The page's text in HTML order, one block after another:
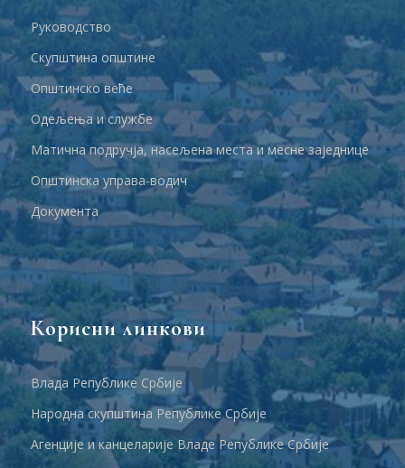
Руководство
Скупштина општине
Општинско веће
Одељења и службе
Матична подручја, насељена места и месне заједнице
Општинска управа-водич
Документа
Корисни линкови
Влада Републике Србије
Народна скупштина Републике Србије
Агенције и канцеларије Владе Републике Србије